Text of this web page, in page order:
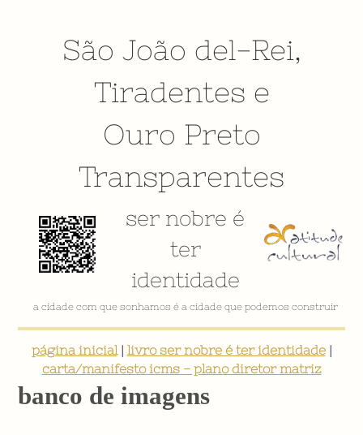
São João del-Rei,
Tiradentes e
Ouro Preto
Transparentes
ser nobre é
ter
identidade
VÍDEO INSTITUCIONAL
página inicial| livro ser nobre é ter identidade|
carta/manifesto icms - plano diretor matriz
banco de imagens